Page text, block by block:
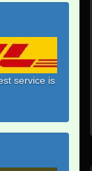
service is